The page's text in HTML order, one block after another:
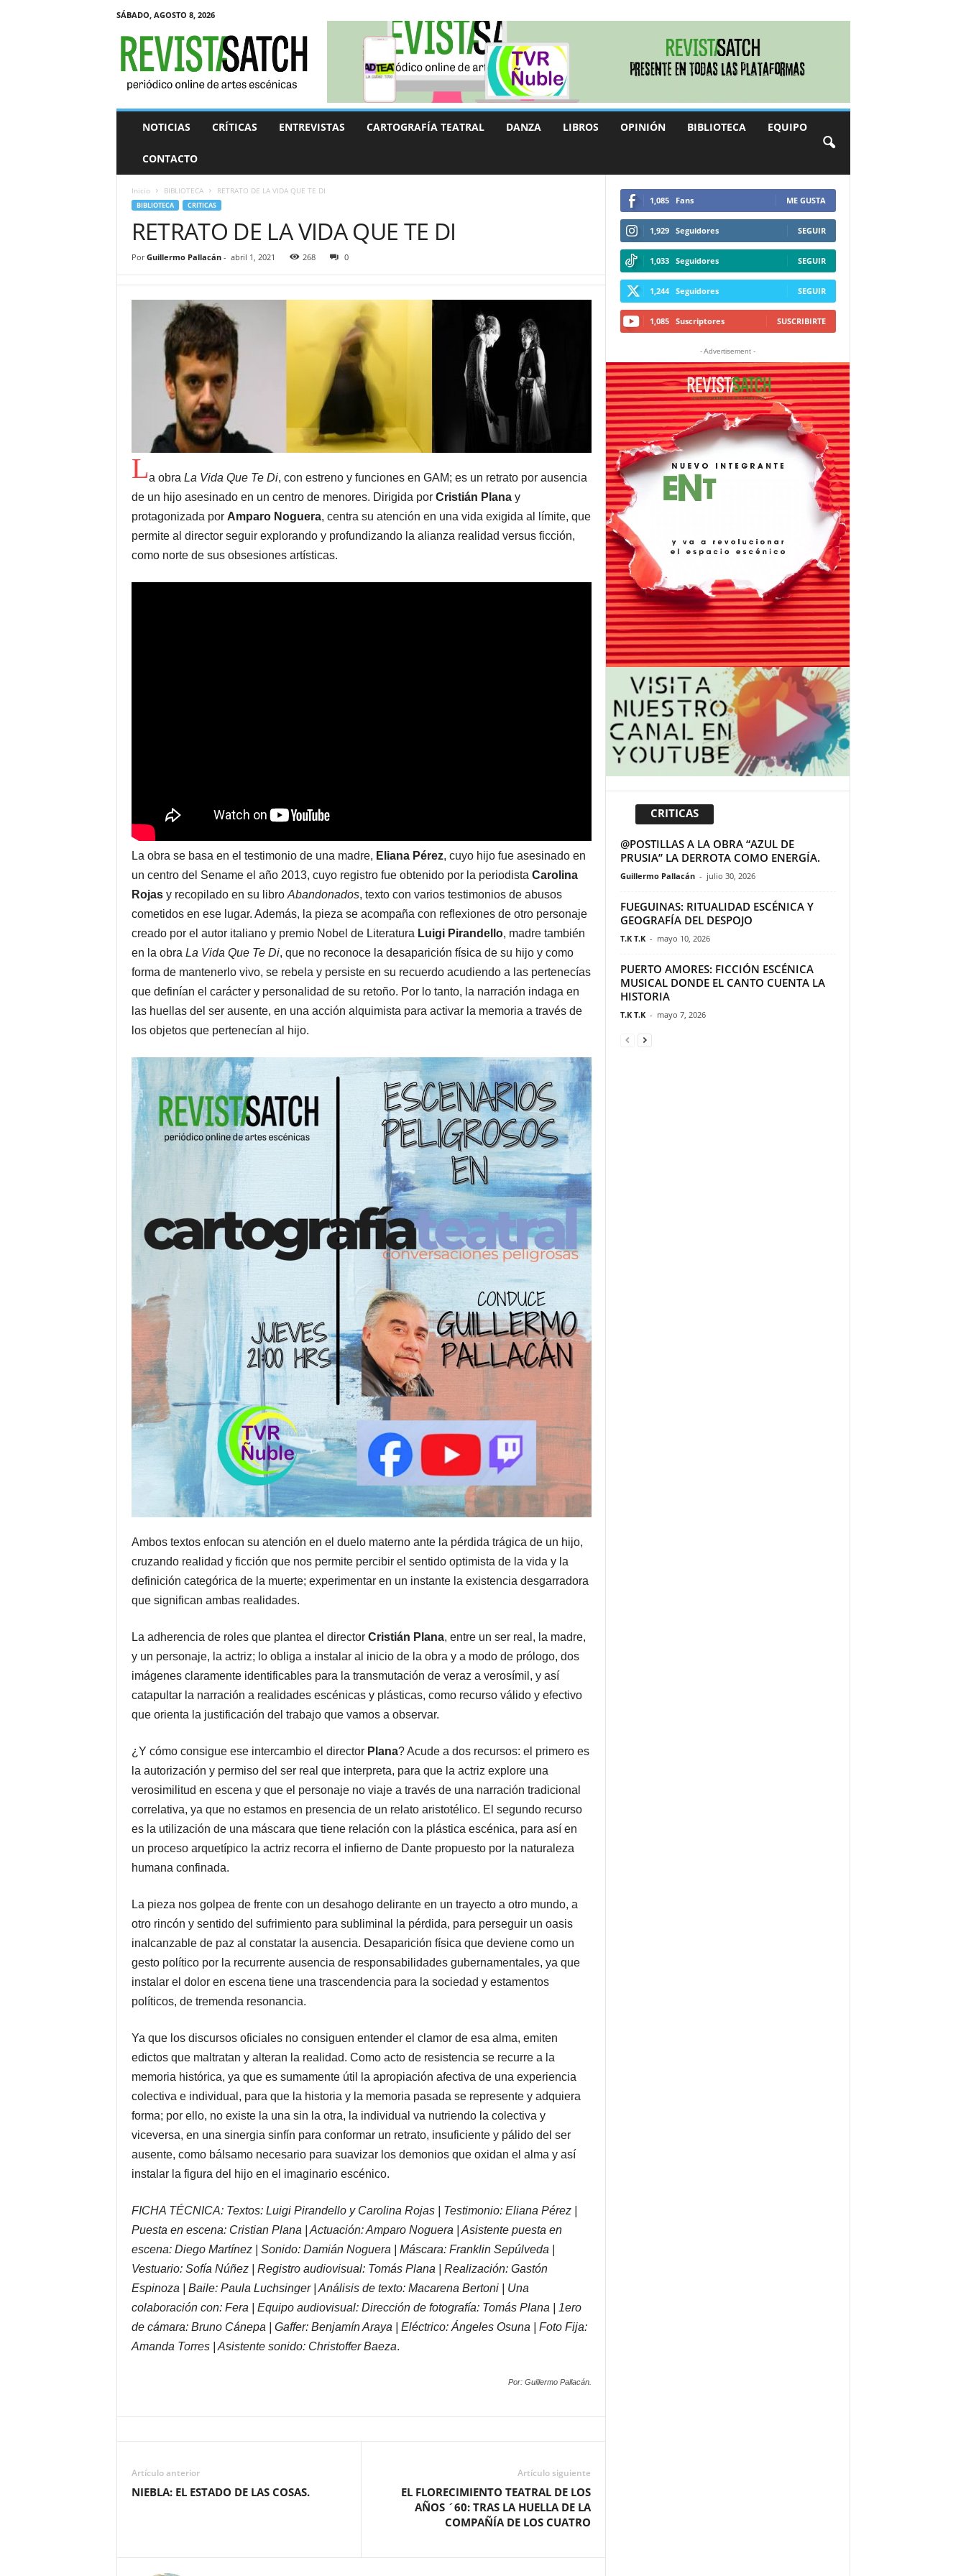
SÁBADO, AGOSTO 8, 2026
NOTICIAS CRÍTICAS ENTREVISTAS CARTOGRAFÍA TEATRAL DANZA LIBROS OPINIÓN BIBLIOTECA EQUIPO
CONTACTO
Inicio BIBLIOTECA RETRATO DE LA VIDA QUE TE DI
BIBLIOTECA CRITICAS
RETRATO DE LA VIDA QUE TE DI
Por Guillermo Pallacán- abril 1, 2021 268 0
La obra La Vida Que Te Di, con estreno y funciones en GAM; es un retrato por ausencia
de un hijo asesinado en un centro de menores. Dirigida por Cristián Planay
protagonizada por Amparo Noguera, centra su atención en una vida exigida al límite, que
permite al director seguir explorando y profundizando la alianza realidad versus ficción,
como norte de sus obsesiones artísticas.
La obra se basa en el testimonio de una madre, Eliana Pérez, cuyo hijo fue asesinado en
un centro del Sename el año 2013, cuyo registro fue obtenido por la periodista Carolina
Rojasy recopilado en su libro Abandonados, texto con varios testimonios de abusos
cometidos en ese lugar. Además, la pieza se acompaña con reflexiones de otro personaje
creado por el autor italiano y premio Nobel de Literatura Luigi Pirandello, madre también
en la obra La Vida Que Te Di, que no reconoce la desaparición física de su hijo y como
forma de mantenerlo vivo, se rebela y persiste en su recuerdo acudiendo a las pertenecías
que definían el carácter y personalidad de su retoño. Por lo tanto, la narración indaga en
las huellas del ser ausente, en una acción alquimista para activar la memoria a través de
los objetos que pertenecían al hijo.
Ambos textos enfocan su atención en el duelo materno ante la pérdida trágica de un hijo,
cruzando realidad y ficción que nos permite percibir el sentido optimista de la vida y la
definición categórica de la muerte; experimentar en un instante la existencia desgarradora
que significan ambas realidades.
La adherencia de roles que plantea el director Cristián Plana, entre un ser real, la madre,
y un personaje, la actriz; lo obliga a instalar al inicio de la obra y a modo de prólogo, dos
imágenes claramente identificables para la transmutación de veraz a verosímil, y así
catapultar la narración a realidades escénicas y plásticas, como recurso válido y efectivo
que orienta la justificación del trabajo que vamos a observar.
¿Y cómo consigue ese intercambio el director Plana? Acude a dos recursos: el primero es
la autorización y permiso del ser real que interpreta, para que la actriz explore una
verosimilitud en escena y que el personaje no viaje a través de una narración tradicional
correlativa, ya que no estamos en presencia de un relato aristotélico. El segundo recurso
es la utilización de una máscara que tiene relación con la plástica escénica, para así en
un proceso arquetípico la actriz recorra el infierno de Dante propuesto por la naturaleza
humana confinada.
La pieza nos golpea de frente con un desahogo delirante en un trayecto a otro mundo, a
otro rincón y sentido del sufrimiento para subliminal la pérdida, para perseguir un oasis
inalcanzable de paz al constatar la ausencia. Desaparición física que deviene como un
gesto político por la recurrente ausencia de responsabilidades gubernamentales, ya que
instalar el dolor en escena tiene una trascendencia para la sociedad y estamentos
políticos, de tremenda resonancia.
Ya que los discursos oficiales no consiguen entender el clamor de esa alma, emiten
edictos que maltratan y alteran la realidad. Como acto de resistencia se recurre a la
memoria histórica, ya que es sumamente útil la apropiación afectiva de una experiencia
colectiva e individual, para que la historia y la memoria pasada se represente y adquiera
forma; por ello, no existe la una sin la otra, la individual va nutriendo la colectiva y
viceversa, en una sinergia sinfín para conformar un retrato, insuficiente y pálido del ser
ausente, como bálsamo necesario para suavizar los demonios que oxidan el alma y así
instalar la figura del hijo en el imaginario escénico.
FICHA TÉCNICA: Textos: Luigi Pirandello y Carolina Rojas | Testimonio: Eliana Pérez |
Puesta en escena: Cristian Plana | Actuación: Amparo Noguera | Asistente puesta en
escena: Diego Martínez | Sonido: Damián Noguera | Máscara: Franklin Sepúlveda |
Vestuario: Sofía Núñez | Registro audiovisual: Tomás Plana | Realización: Gastón
Espinoza | Baile: Paula Luchsinger | Análisis de texto: Macarena Bertoni | Una
colaboración con: Fera | Equipo audiovisual: Dirección de fotografía: Tomás Plana | 1ero
de cámara: Bruno Cánepa | Gaffer: Benjamín Araya | Eléctrico: Ángeles Osuna | Foto Fija:
Amanda Torres | Asistente sonido: Christoffer Baeza.
Por: Guillermo Pallacán.
Artículo anterior
NIEBLA: EL ESTADO DE LAS COSAS.
Artículo siguiente
EL FLORECIMIENTO TEATRAL DE LOS
AÑOS ´60: TRAS LA HUELLA DE LA
COMPAÑÍA DE LOS CUATRO
1,085 Fans ME GUSTA
1,929 Seguidores SEGUIR
1,033 Seguidores SEGUIR
1,244 Seguidores SEGUIR
1,085 Suscriptores SUSCRIBIRTE
- Advertisement -
CRITICAS
@POSTILLAS A LA OBRA “AZUL DE
PRUSIA” LA DERROTA COMO ENERGÍA.
Guillermo Pallacán - julio 30, 2026
FUEGUINAS: RITUALIDAD ESCÉNICA Y
GEOGRAFÍA DEL DESPOJO
T.K T.K - mayo 10, 2026
PUERTO AMORES: FICCIÓN ESCÉNICA
MUSICAL DONDE EL CANTO CUENTA LA
HISTORIA
T.K T.K - mayo 7, 2026